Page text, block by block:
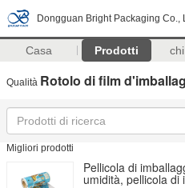
Dongguan Bright Packaging Co.,
Casa Prodotti
Qualità Rotolo di film
Migliori prodotti
Pellicola di
umidità, pellicola